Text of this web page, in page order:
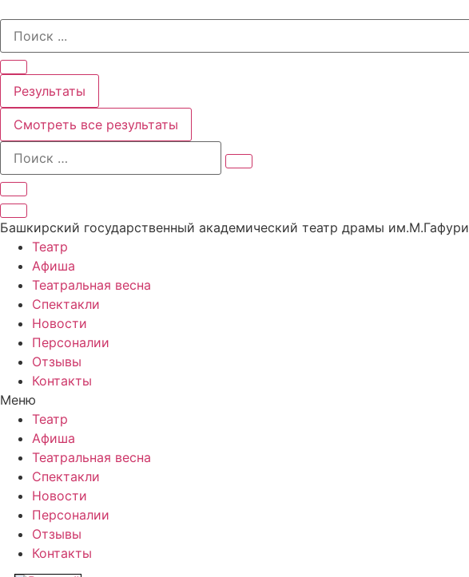
содержимому
Search
Результаты
Смотреть все результаты
Башкирский государственный академический театр драмы им.М.Гафури
Театр
Афиша
Театральная весна
Спектакли
Новости
Персоналии
Отзывы
Контакты
Меню
Театр
Афиша
Театральная весна
Спектакли
Новости
Персоналии
Отзывы
Контакты